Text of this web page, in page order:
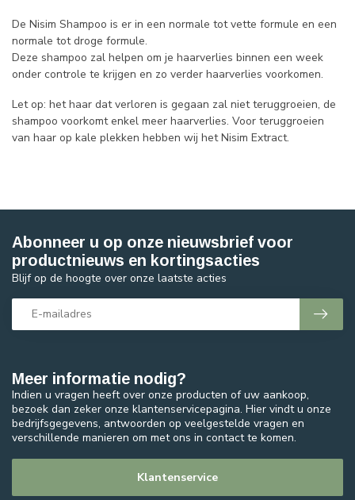
De Nisim Shampoo is er in een normale tot vette formule en een
normale tot droge formule.
Deze shampoo zal helpen om je haarverlies binnen een week
onder controle te krijgen en zo verder haarverlies voorkomen.
Let op: het haar dat verloren is gegaan zal niet teruggroeien, de
shampoo voorkomt enkel meer haarverlies. Voor teruggroeien
van haar op kale plekken hebben wij het Nisim Extract.
Meer informatie nodig?
Indien u vragen heeft over onze producten of uw aankoop,
bezoek dan zeker onze klantenservicepagina. Hier vindt u onze
bedrijfsgegevens, antwoorden op veelgestelde vragen en
verschillende manieren om met ons in contact te komen.
Klantenservice
Abonneer u op onze nieuwsbrief voor
productnieuws en kortingsacties
Blijf op de hoogte over onze laatste acties